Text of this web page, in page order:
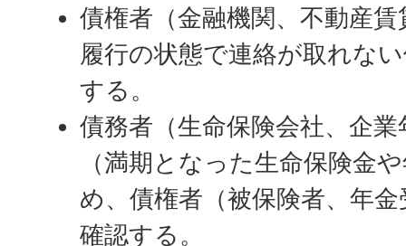
債権者（金融機関、不動産
履行の状態で連絡が取れな
する。
債務者（生命保険会社、企
（満期となった生命保険金
め、債権者（被保険者、年
確認する。